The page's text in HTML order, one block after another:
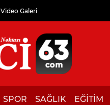
Video Galeri
SPOR SAĞLIK EĞİTİM